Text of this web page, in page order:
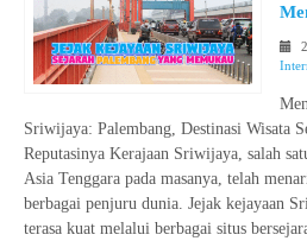
Sriwijaya: Palembang, Destinasi Wisata
Reputasinya Kerajaan Sriwijaya, salah
Asia Tenggara pada masanya, telah
berbagai penjuru dunia. Jejak kejayaan
terasa kuat melalui berbagai situs